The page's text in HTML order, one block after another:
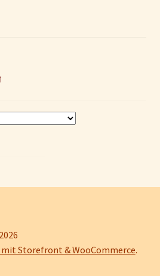
Storefront & WooCommerce.